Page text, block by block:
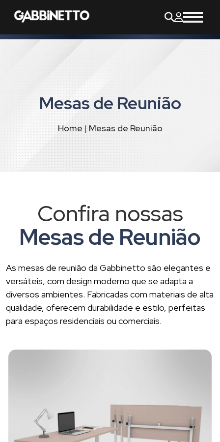
Mesas de Reunião
Home | Mesas de Reunião
Confira nossas
Mesas de Reunião
As mesas de reunião da Gabbinetto são elegantes e
versáteis, com design moderno que se adapta a
diversos ambientes. Fabricadas com materiais de alta
qualidade, oferecem durabilidade e estilo, perfeitas
para espaços residenciais ou comerciais.